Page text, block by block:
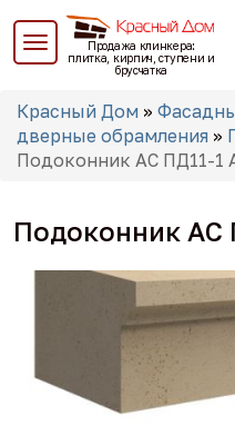
Перейти
основному
Продажа клинкера:
плитка, кирпич, ступени и
брусчатка
Вы
здесь
Красный Дом »
дверные обрамления »
Подоконник АС ПД11-1
Подоконник АС